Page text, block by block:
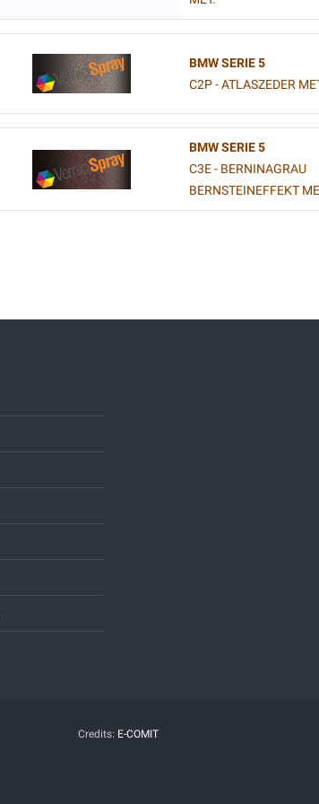
BMW SERIE 5
C2P - ATLASZEDER
BMW SERIE 5
C3E - BERNINAGRAU
BERNSTEINEFFEKT
Credits: E-COMIT